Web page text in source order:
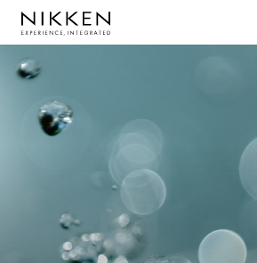
缓解城市热岛效应的外立面系统“BIO SKIN”